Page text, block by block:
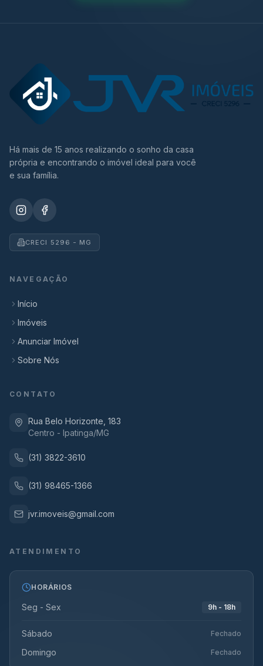
Há mais de 15 anos realizando o sonho da casa
própria e encontrando o imóvel ideal para você
e sua família.
CRECI 5296 - MG
NAVEGAÇÃO
Início
Imóveis
Anunciar Imóvel
Sobre Nós
CONTATO
Rua Belo Horizonte, 183
Centro - Ipatinga/MG
(31) 3822-3610
(31) 98465-1366
jvr.imoveis@gmail.com
ATENDIMENTO
HORÁRIOS
Seg - Sex 9h - 18h
Sábado Fechado
Domingo Fechado